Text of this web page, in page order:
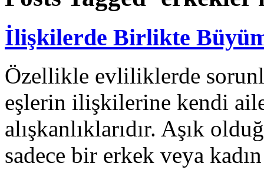
İlişkilerde Birlikte
Özellikle evliliklerde
eşlerin ilişkilerine kendi
alışkanlıklarıdır. Aşık
sadece bir erkek veya